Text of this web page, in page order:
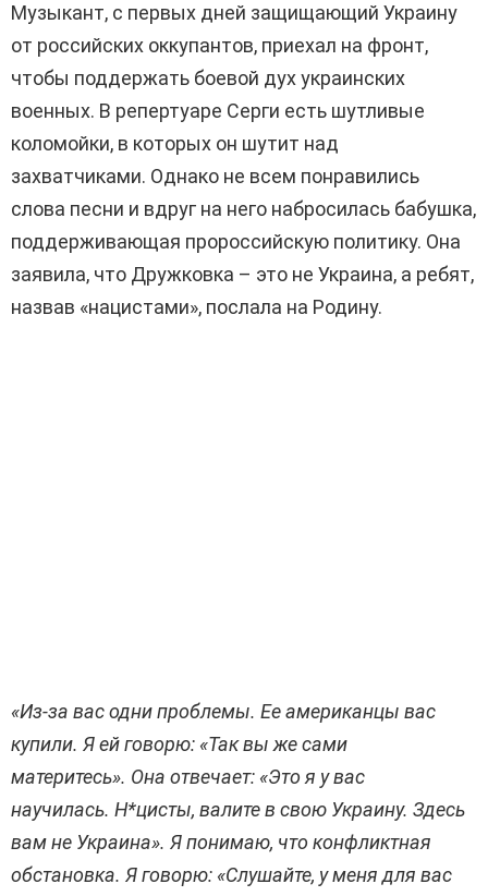
Музыкант, с первых дней защищающий Украину
от российских оккупантов, приехал на фронт,
чтобы поддержать боевой дух украинских
военных. В репертуаре Серги есть шутливые
коломойки, в которых он шутит над
захватчиками. Однако не всем понравились
слова песни и вдруг на него набросилась бабушка,
поддерживающая пророссийскую политику. Она
заявила, что Дружковка – это не Украина, а ребят,
назвав «нацистами», послала на Родину.
«Из-за вас одни проблемы. Ее американцы вас
купили. Я ей говорю: «Так вы же сами
материтесь». Она отвечает: «Это я у вас
научилась. Н*цисты, валите в свою Украину. Здесь
вам не Украина». Я понимаю, что конфликтная
обстановка. Я говорю: «Слушайте, у меня для вас